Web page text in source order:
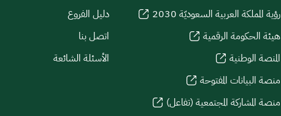
رؤية المملكة العربية السعوديّة 2030
هيئة الحكومة الرقمية
المنصة الوطنية
منصة البيانات المفتوحة
منصة المشاركة المجتمعية (تفاعل)
دليل الفروع
اتصل بنا
الأسئلة الشائعة